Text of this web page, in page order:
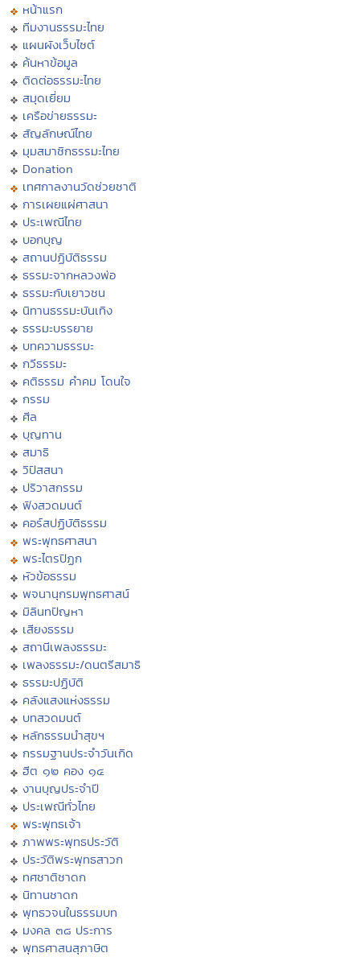
หน้าแรก
ทีมงานธรรมะไทย
แผนผังเว็บไซต์
ค้นหาข้อมูล
ติดต่อธรรมะไทย
สมุดเยี่ยม
เครือข่ายธรรมะ
สัญลักษณ์ไทย
มุมสมาชิกธรรมะไทย
Donation
เทศกาลงานวัดช่วยชาติ
การเผยแผ่ศาสนา
ประเพณีไทย
บอกบุญ
สถานปฏิบัติธรรม
ธรรมะจากหลวงพ่อ
ธรรมะกับเยาวชน
นิทานธรรมะบันเทิง
ธรรมะบรรยาย
บทความธรรมะ
กวีธรรมะ
คติธรรม คำคม โดนใจ
กรรม
ศีล
บุญทาน
สมาธิ
วิปัสสนา
ปริวาสกรรม
ฟังสวดมนต์
คอร์สปฏิบัติธรรม
พระพุทธศาสนา
พระไตรปิฏก
หัวข้อธรรม
พจนานุกรมพุทธศาสน์
มิลินทปัญหา
เสียงธรรม
สถานีเพลงธรรมะ
เพลงธรรมะ/ดนตรีสมาธิ
ธรรมะปฏิบัติ
คลังแสงแห่งธรรม
บทสวดมนต์
หลักธรรมนำสุขฯ
กรรมฐานประจำวันเกิด
ฮีต ๑๒ คอง ๑๔
งานบุญประจำปี
ประเพณีทั่วไทย
พระพุทธเจ้า
ภาพพระพุทธประวัติ
ประวัติพระพุทธสาวก
ทศชาติชาดก
นิทานชาดก
พุทธวจนในธรรมบท
มงคล ๓๘ ประการ
พุทธศาสนสุภาษิต